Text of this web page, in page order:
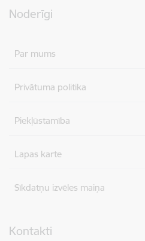
Noderīgi
Par mums
Privātuma politika
Piekļūstamība
Lapas karte
Sīkdatņu izvēles maiņa
Kontakti